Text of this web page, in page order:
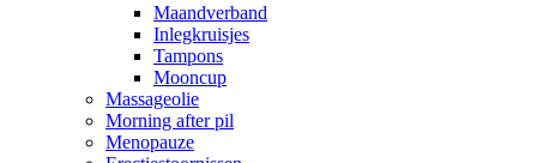
Maandverband
Inlegkruisjes
Tampons
Mooncup
Massageolie
Morning after pil
Menopauze